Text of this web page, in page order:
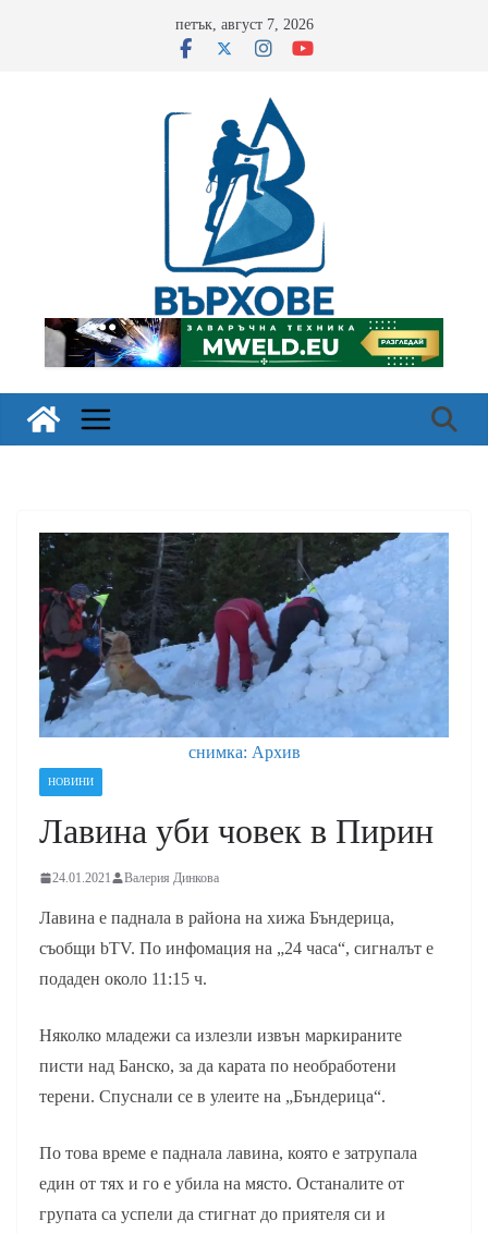
петък, август 7, 2026
снимка: Архив
НОВИНИ
Лавина уби човек в Пирин
24.01.2021 Валерия Динкова
Лавина е паднала в района на хижа Бъндерица,
съобщи bTV. По инфомация на „24 часа“, сигналът е
подаден около 11:15 ч.
Няколко младежи са излезли извън маркираните
писти над Банско, за да карата по необработени
терени. Спуснали се в улеите на „Бъндерица“.
По това време е паднала лавина, която е затрупала
един от тях и го е убила на място. Останалите от
групата са успели да стигнат до приятеля си и